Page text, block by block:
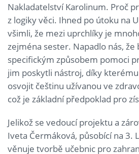
Nakladatelství Karolinum. Proč
z logiky věci. Ihned po útoku na
všimli, že mezi uprchlíky je
zejména sester. Napadlo nás,
specifickým způsobem pomoci
jim poskytli nástroj, díky
osvojit češtinu užívanou ve
což je základní předpoklad pro
Jelikož se vedoucí projektu a
Iveta Čermáková, působící na 3.
věnuje tvorbě učebnic pro